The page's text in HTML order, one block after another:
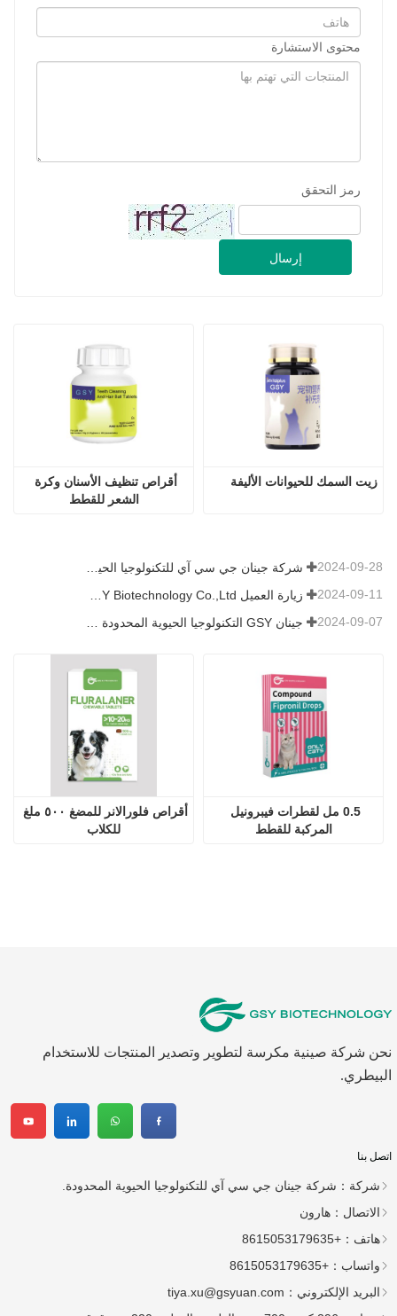
محتوى الاستشارة
رمز التحقق
إرسال
الشعر للقطط
زيت السمك للحيوانات الأليفة
2024-09-28
2024-09-11
جينان GSY التكنولوجيا الحيوية المحدودة في معرض نانجينغ VIV 2024-09-07
للكلاب
المركبة للقطط
نحن شركة صينية مكرسة لتطوير وتصدير المنتجات للاستخدام
البيطري.
اتصل بنا
شركة： شركة جينان جي سي آي للتكنولوجيا الحيوية المحدودة.
الاتصال： هارون
هاتف： +8615053179635
واتساب： +8615053179635
البريد الإلكتروني： tiya.xu@gsyuan.com